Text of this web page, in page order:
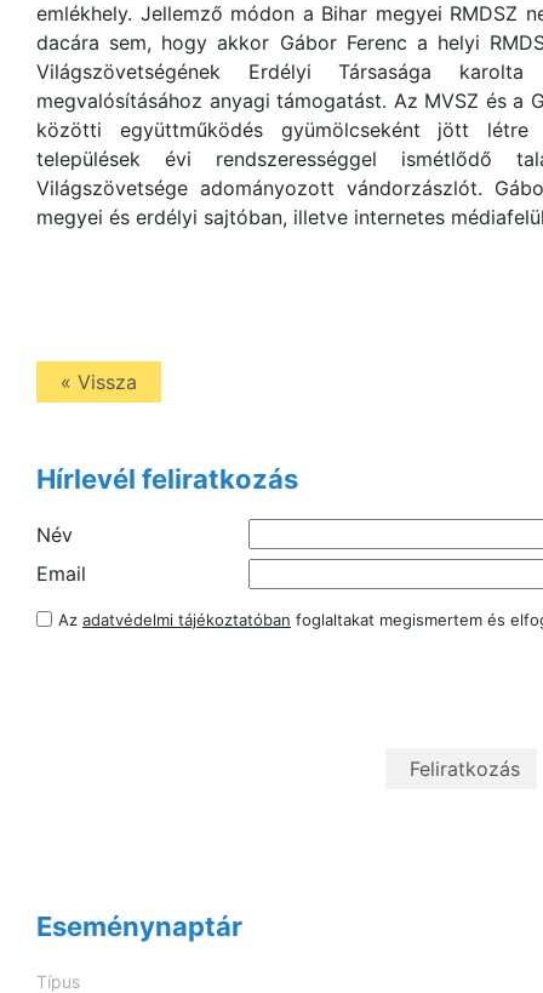
emlékhely. Jellemző módon a Bihar megyei RMDSZ
dacára sem, hogy akkor Gábor Ferenc a helyi
Világszövetségének Erdélyi Társasága
megvalósításához anyagi támogatást. Az MVSZ és a
közötti együttműködés gyümölcseként jött létre
települések évi rendszerességgel ismétlődő
Világszövetsége adományozott vándorzászlót.
megyei és erdélyi sajtóban, illetve internetes
« Vissza
Hírlevél feliratkozás
Név
Email
Az adatvédelmi tájékoztatóban foglaltakat megismertem és
Eseménynaptár
Típus